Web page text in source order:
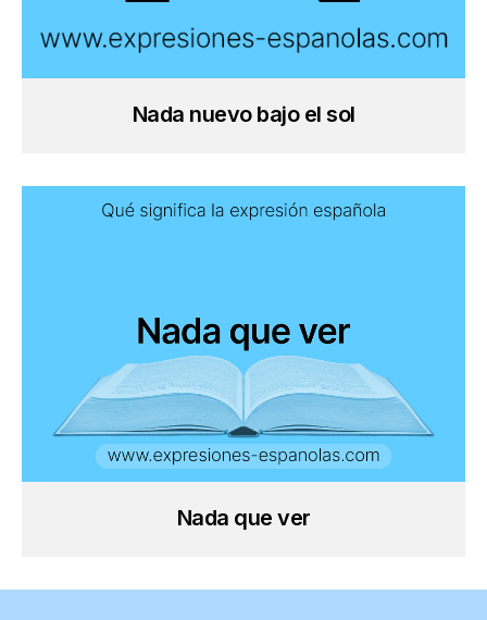
Nada nuevo bajo el sol
Nada que ver